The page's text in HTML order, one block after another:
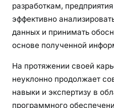
разработкам,
эффективно
данных и принимать
основе полученной
На протяжении своей
неуклонно продолжает
навыки и экспертизу в
программного